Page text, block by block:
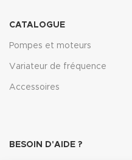
CATALOGUE
Pompes et moteurs
Variateur de fréquence
Accessoires
BESOIN D'AIDE ?